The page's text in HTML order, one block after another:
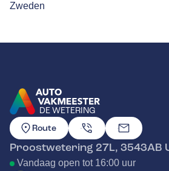
Zweden
DE WETERING
GA NAAR DE HOMEPAGINA
Route
Proostwetering 27L, 3543AB
Vandaag open tot 16:00 uur